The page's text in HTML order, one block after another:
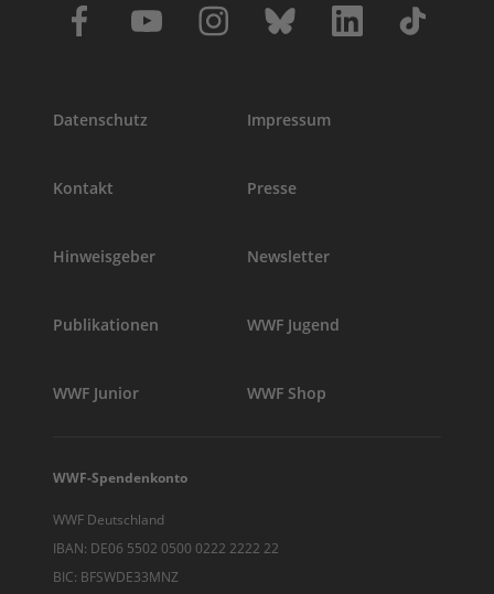
Datenschutz Impressum
Kontakt Presse
Hinweisgeber Newsletter
Publikationen WWF Jugend
WWF Junior WWF Shop
WWF-Spendenkonto
WWF Deutschland
IBAN: DE06 5502 0500 0222 2222 22
BIC: BFSWDE33MNZ